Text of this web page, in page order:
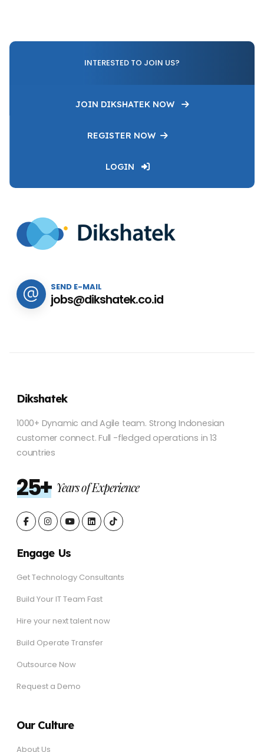
INTERESTED TO JOIN US?
JOIN DIKSHATEK NOW
REGISTER NOW
LOGIN
SEND E-MAIL
jobs@dikshatek.co.id
Dikshatek
1000+ Dynamic and Agile team. Strong Indonesian
customer connect. Full -fledged operations in 13
countries
25+ Years of Experience
Engage Us
Get Technology Consultants
Build Your IT Team Fast
Hire your next talent now
Build Operate Transfer
Outsource Now
Request a Demo
Our Culture
About Us